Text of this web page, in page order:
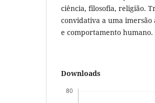
ciência, filosofia, religião.
convidativa a uma imersão
e comportamento humano.
Downloads